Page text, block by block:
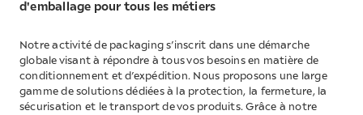
d'emballage pour tous les métiers
Notre activité de packaging s’inscrit dans une démarche
globale visant à répondre à tous vos besoins en matière de
conditionnement et d’expédition. Nous proposons une large
gamme de solutions dédiées à la protection, la fermeture, la
sécurisation et le transport de vos produits. Grâce à notre